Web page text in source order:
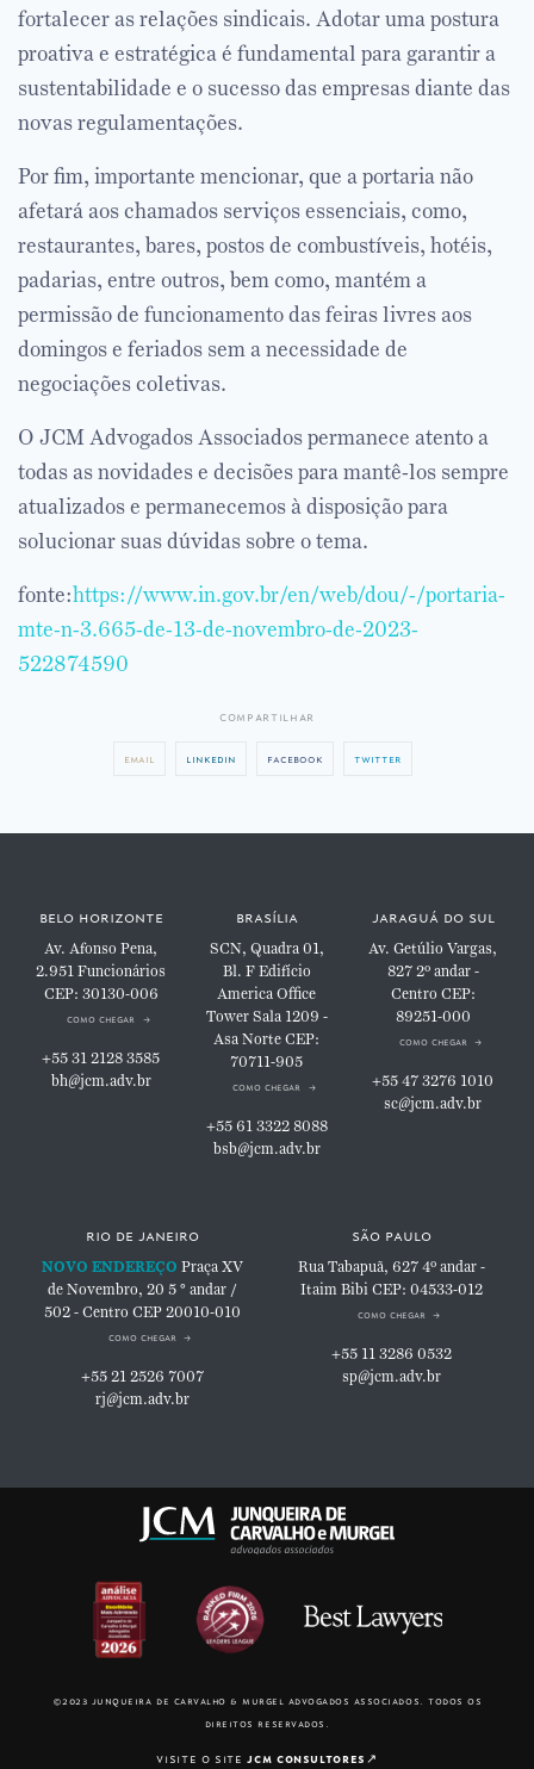
fortalecer as relações sindicais. Adotar uma postura
proativa e estratégica é fundamental para garantir a
sustentabilidade e o sucesso das empresas diante das
novas regulamentações.
Por fim, importante mencionar, que a portaria não
afetará aos chamados serviços essenciais, como,
restaurantes, bares, postos de combustíveis, hotéis,
padarias, entre outros, bem como, mantém a
permissão de funcionamento das feiras livres aos
domingos e feriados sem a necessidade de
negociações coletivas.
O JCM Advogados Associados permanece atento a
todas as novidades e decisões para mantê-los sempre
atualizados e permanecemos à disposição para
solucionar suas dúvidas sobre o tema.
fonte:https://www.in.gov.br/en/web/dou/-/portaria-
mte-n-3.665-de-13-de-novembro-de-2023-
522874590
compartilhar
email linkedin facebook twitter
belo horizonte
Av. Afonso Pena,
2.951Funcionários
CEP: 30130-006
como chegar
+55 31 2128 3585
bh@jcm.adv.br
brasília
SCN, Quadra 01,
Bl. FEdifício
America Office
TowerSala 1209 -
Asa NorteCEP:
70711-905
como chegar
+55 61 3322 8088
bsb@jcm.adv.br
jaraguá do sul
Av. Getúlio Vargas,
8272º andar -
Centro CEP:
89251-000
como chegar
+55 47 3276 1010
sc@jcm.adv.br
rio de janeiro
NOVO ENDEREÇO Praça XV
de Novembro, 20 5 ° andar /
502 - Centro CEP 20010-010
como chegar
+55 21 2526 7007
rj@jcm.adv.br
são paulo
Rua Tabapuã, 6274º andar -
Itaim BibiCEP: 04533-012
como chegar
+55 11 3286 0532
sp@jcm.adv.br
©2023 junqueira de carvalho & murgel advogados associados. todos os
direitos reservados.
visite o sitejcm consultores↗